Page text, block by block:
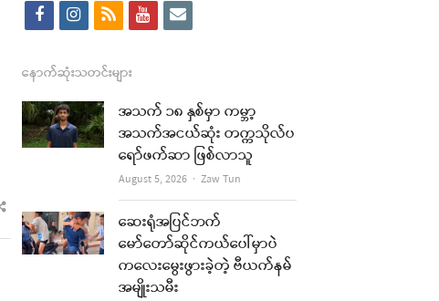
Share
this
post
f
c
e
b
k
i
s
t
a
a
m
r
s
y
t
u
b
e
e
l
နောက်ဆုံးသတင်းများ
အသက် ၁၈ နှစ်မှာ ကမ္ဘာ့
အသက်အငယ်ဆုံး တက္ကသိုလ်ပ
ရော်ဖက်ဆာ ဖြစ်လာသူ
August 5, 2026 Author
Zaw Tun
ဆေးရုံအပြင်ဘက်
မော်တော်ဆိုင်ကယ်ပေါ်မှာပဲ
ကလေးမွေးဖွားခဲ့တဲ့ ဗီယက်နမ်
အမျိုးသမီး